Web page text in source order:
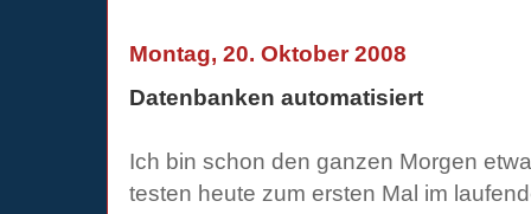
Montag, 20. Oktober 2008
Datenbanken automatisiert
Ich bin schon den ganzen Morgen
testen heute zum ersten Mal im